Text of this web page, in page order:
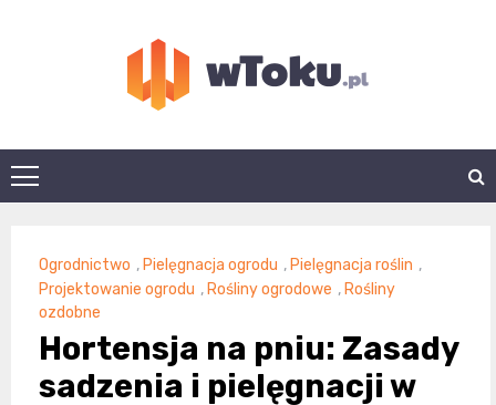
wtoku.pl
Ogrodnictwo , Pielęgnacja ogrodu , Pielęgnacja roślin ,
Projektowanie ogrodu , Rośliny ogrodowe , Rośliny
ozdobne
Hortensja na pniu: Zasady
sadzenia i pielęgnacji w